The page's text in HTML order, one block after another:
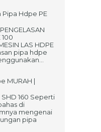
Pipa Hdpe PE
100
LAS HDPE
pipa hdpe
MURAH |
SHD 160 Seperti
di
mengenai
pipa